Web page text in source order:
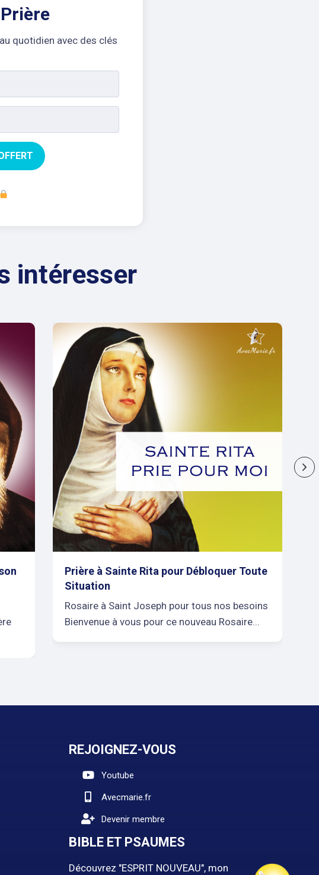
quotidien avec des clés
intéresser
Prière à Sainte Rita pour Débloquer Toute
Situation
Rosaire à Saint Joseph pour tous nos besoins
Bienvenue à vous pour ce nouveau Rosaire...
REJOIGNEZ-VOUS
Youtube
Avecmarie.fr
Devenir membre
BIBLE ET PSAUMES
Découvrez "ESPRIT NOUVEAU", mon